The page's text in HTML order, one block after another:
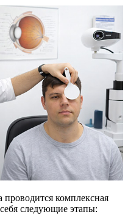
проводится комплексная
следующие этапы: